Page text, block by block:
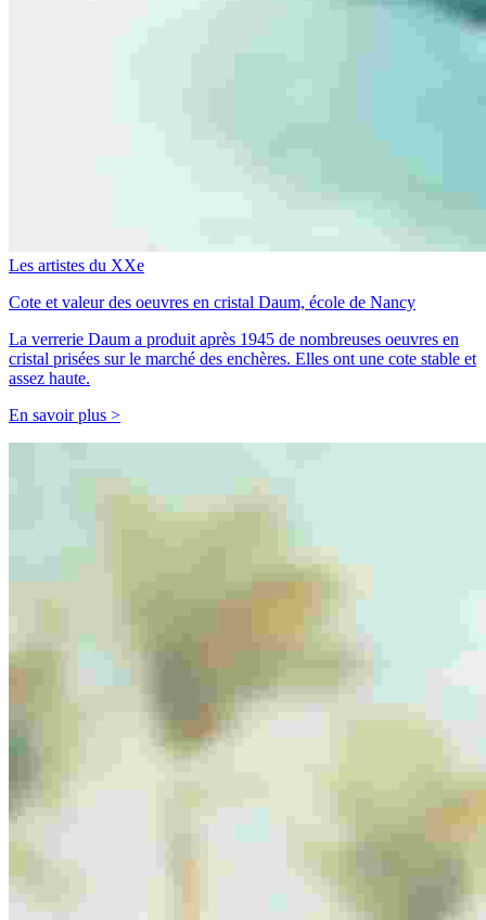
Les artistes du XXe
Cote et valeur des oeuvres en cristal Daum, école de Nancy
La verrerie Daum a produit après 1945 de nombreuses oeuvres en
cristal prisées sur le marché des enchères. Elles ont une cote stable et
assez haute.
En savoir plus >